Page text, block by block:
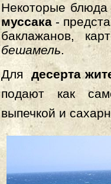
Некоторые блюда
муссака -
баклажанов,
бешамель.
Для десертаж
подают как
выпечкой и